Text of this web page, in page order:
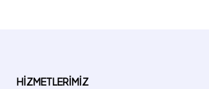
HIZMETLERIMIZ